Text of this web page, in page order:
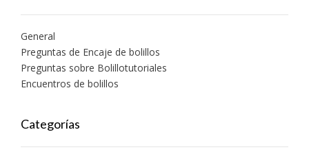
General
Preguntas de Encaje de bolillos
Preguntas sobre Bolillotutoriales
Encuentros de bolillos
Categorías